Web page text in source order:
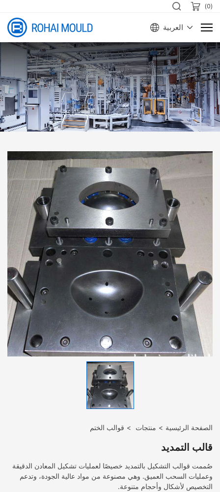
(
0
)
العربية
الصفحة الرئيسية منتجات قوالب الختم
قالب التمديد
صُممت قوالب التشكيل بالتمديد خصيصًا لعمليات تشكيل المعادن الدقيقة
وعمليات السحب العميق. وهي مصنوعة من مواد عالية الجودة، وتدعم
التخصيص لأشكال وأحجام متنوعة.